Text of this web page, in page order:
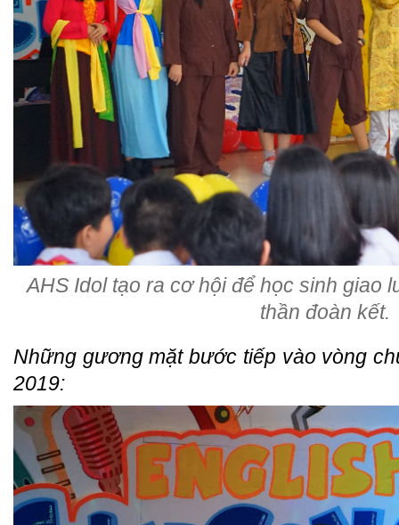
AHS Idol tạo ra cơ hội để học sinh giao
thần đoàn kết.
Những gương mặt bước tiếp vào vòng
2019: